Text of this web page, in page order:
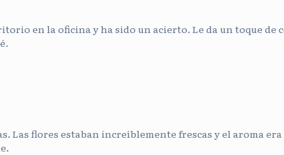
en la oficina y ha sido un acierto. Le da un toque de
Las flores estaban increíblemente frescas y el aroma